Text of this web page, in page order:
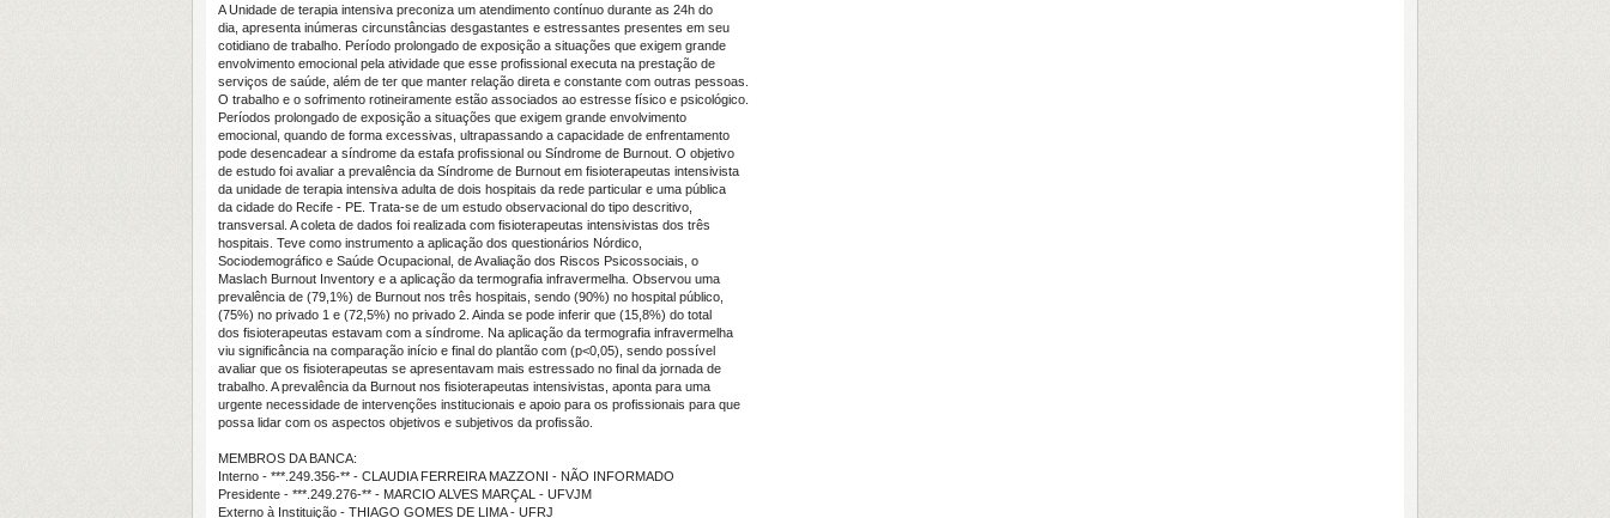
A Unidade de terapia intensiva preconiza um atendimento contínuo durante as 24h do
dia, apresenta inúmeras circunstâncias desgastantes e estressantes presentes em seu
cotidiano de trabalho. Período prolongado de exposição a situações que exigem grande
envolvimento emocional pela atividade que esse profissional executa na prestação de
serviços de saúde, além de ter que manter relação direta e constante com outras pessoas.
O trabalho e o sofrimento rotineiramente estão associados ao estresse físico e psicológico.
Períodos prolongado de exposição a situações que exigem grande envolvimento
emocional, quando de forma excessivas, ultrapassando a capacidade de enfrentamento
pode desencadear a síndrome da estafa profissional ou Síndrome de Burnout. O objetivo
de estudo foi avaliar a prevalência da Síndrome de Burnout em fisioterapeutas intensivista
da unidade de terapia intensiva adulta de dois hospitais da rede particular e uma pública
da cidade do Recife - PE. Trata-se de um estudo observacional do tipo descritivo,
transversal. A coleta de dados foi realizada com fisioterapeutas intensivistas dos três
hospitais. Teve como instrumento a aplicação dos questionários Nórdico,
Sociodemográfico e Saúde Ocupacional, de Avaliação dos Riscos Psicossociais, o
Maslach Burnout Inventory e a aplicação da termografia infravermelha. Observou uma
prevalência de (79,1%) de Burnout nos três hospitais, sendo (90%) no hospital público,
(75%) no privado 1 e (72,5%) no privado 2. Ainda se pode inferir que (15,8%) do total
dos fisioterapeutas estavam com a síndrome. Na aplicação da termografia infravermelha
viu significância na comparação início e final do plantão com (p<0,05), sendo possível
avaliar que os fisioterapeutas se apresentavam mais estressado no final da jornada de
trabalho. A prevalência da Burnout nos fisioterapeutas intensivistas, aponta para uma
urgente necessidade de intervenções institucionais e apoio para os profissionais para que
possa lidar com os aspectos objetivos e subjetivos da profissão.
MEMBROS DA BANCA:
Interno - ***.249.356-** - CLAUDIA FERREIRA MAZZONI - NÃO INFORMADO
Presidente - ***.249.276-** - MARCIO ALVES MARÇAL - UFVJM
Externo à Instituição - THIAGO GOMES DE LIMA - UFRJ